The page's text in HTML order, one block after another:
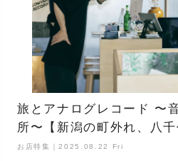
旅とアナログレコード 〜
所〜【新潟の町外れ、八
お店特集｜2025.08.22 Fri